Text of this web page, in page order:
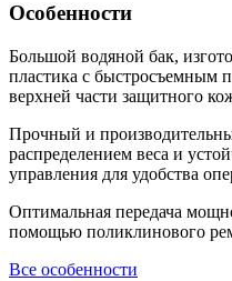
Особенности
Большой водяной бак,
пластика с быстросъемным
верхней части защитного
Прочный и
распределением веса и
управления для удобства
Оптимальная передача
помощью поликлинового
Все особенности